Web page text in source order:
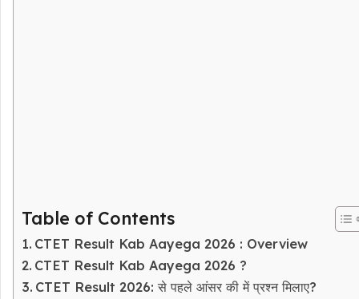
Table of Contents
CTET Result Kab Aayega 2026 : Overview
CTET Result Kab Aayega 2026 ?
CTET Result 2026: से पहले आंसर की में प्रश्न मिलाए?